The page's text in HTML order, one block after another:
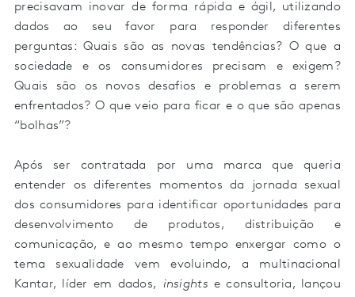
precisavam inovar de forma rápida e ágil, utilizando
dados ao seu favor para responder diferentes
perguntas: Quais são as novas tendências? O que a
sociedade e os consumidores precisam e exigem?
Quais são os novos desafios e problemas a serem
enfrentados? O que veio para ficar e o que são apenas
“bolhas”?
Após ser contratada por uma marca que queria
entender os diferentes momentos da jornada sexual
dos consumidores para identificar oportunidades para
desenvolvimento de produtos, distribuição e
comunicação, e ao mesmo tempo enxergar como o
tema sexualidade vem evoluindo, a multinacional
Kantar, líder em dados, insights e consultoria, lançou